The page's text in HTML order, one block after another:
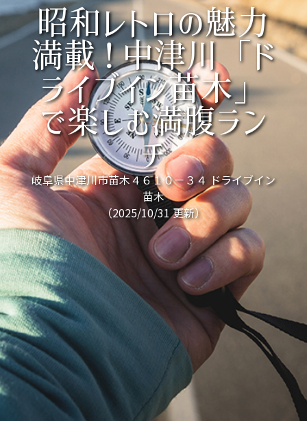
昭和レトロの魅力
満載！中津川「ド
ライブイン苗木」
で楽しむ満腹ラン
チ
岐阜県中津川市苗木４６１０－３４ ドライブイン
苗木
（2025/10/31 更新）